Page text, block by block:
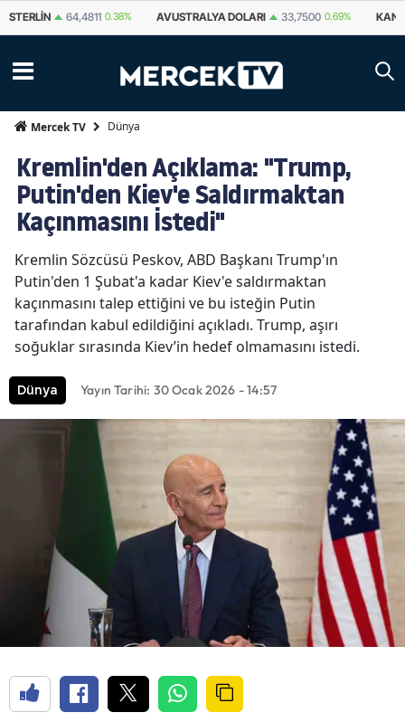
STERLIN 64,4811 0.38% AVUSTRALYA DOLARI 33,7500 0.69%
Mercek TV Dünya
Kremlin'den Açıklama: "Trump,
Putin'den Kiev'e Saldırmaktan
Kaçınmasını İstedi"
Kremlin Sözcüsü Peskov, ABD Başkanı Trump'ın
Putin'den 1 Şubat'a kadar Kiev'e saldırmaktan
kaçınmasını talep ettiğini ve bu isteğin Putin
tarafından kabul edildiğini açıkladı. Trump, aşırı
soğuklar sırasında Kiev’in hedef olmamasını istedi.
Dünya Yayın Tarihi: 30 Ocak 2026 - 14:57